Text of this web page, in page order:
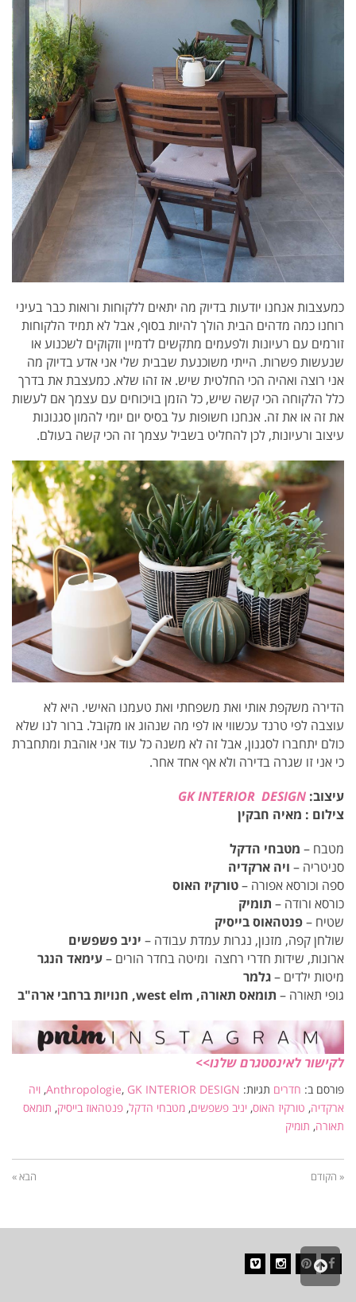
כמעצבות אנחנו יודעות בדיוק מה יתאים ללקוחות ורואות כבר בעיני
רוחנו כמה מדהים הבית הולך להיות בסוף, אבל לא תמיד הלקוחות
זורמים עם רעיונות ולפעמים מתקשים לדמיין וזקוקים לשכנוע או
שנעשות פשרות. הייתי משוכנעת שבבית שלי אני אדע בדיוק מה
אני רוצה ואהיה הכי החלטית שיש. אז זהו שלא. כמעצבת את בדרך
כלל הלקוחה הכי קשה שיש, כל הזמן בויכוחים עם עצמך אם לעשות
את זה או את זה. אנחנו חשופות על בסיס יום יומי להמון סגנונות
עיצוב ורעיונות, לכן להחליט בשביל עצמך זה הכי קשה בעולם.
הדירה משקפת אותי ואת משפחתי ואת טעמנו האישי. היא לא
עוצבה לפי טרנד עכשווי או לפי מה שנהוג או מקובל. ברור לנו שלא
כולם יתחברו לסגנון, אבל זה לא משנה כל עוד אני אוהבת ומתחברת
כי אני זו שגרה בדירה ולא אף אחד אחר.
עיצוב: GK INTERIOR DESIGN
צילום : מאיה חבקין
מטבח – מטבחי הדקל
סניטריה – ויה ארקדיה
ספה וכורסא אפורה –טורקיז האוס
כורסא ורודה – תומיק
שטיח –פנטהאוס בייסיק
שולחן קפה, מזנון, נגרות עמדת עבודה – יניב פשפשים
ארונות, שידות חדרי רחצה ומיטה בחדר הורים –עימאד הנגר
מיטות ילדים –גלמר
גופי תאורה – תומאס תאורה, west elm, חנויות ברחבי ארה"ב
לקישור לאינסטגרם שלנו>>
פורסם ב: חדרים תגיות: Anthropologie, GK INTERIOR DESIGN
, ויה
ארקדיה, טורקיז האוס, יניב פשפשים, מטבחי הדקל, פנטהאוז בייסיק, תומאס
תאורה, תומיק
« הקודם הבא »
Facebook
Pinterest
גלילה
לראש